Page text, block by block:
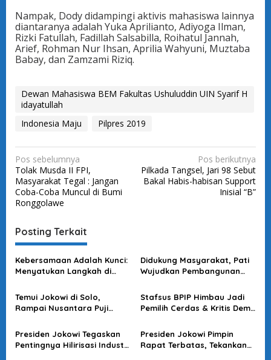
Nampak, Dody didampingi aktivis mahasiswa lainnya
diantaranya adalah Yuka Aprilianto, Adiyoga Ilman,
Rizki Fatullah, Fadillah Salsabilla, Roihatul Jannah,
Arief, Rohman Nur Ihsan, Aprilia Wahyuni, Muztaba
Babay, dan Zamzami Riziq.
Dewan Mahasiswa BEM Fakultas Ushuluddin UIN Syarif H
idayatullah
Indonesia Maju
Pilpres 2019
N
a
v
i
g
a
s
i
p
o
s
Pos sebelumnya
Tolak Musda II FPI,
Masyarakat Tegal : Jangan
Coba-Coba Muncul di Bumi
Ronggolawe
Pos berikutnya
Pilkada Tangsel, Jari 98 Sebut
Bakal Habis-habisan Support
Inisial “B”
Posting Terkait
Kebersamaan Adalah Kunci:
Menyatukan Langkah di
Didukung Masyarakat, Pati
Wujudkan Pembangunan
Temui Jokowi di Solo,
Rampai Nusantara Puji
Dengan Prabowo Untuk
Indonesia Maju
Stafsus BPIP Himbau Jadi
Pemilih Cerdas & Kritis Demi
Presiden Jokowi Tegaskan
Pentingnya Hilirisasi Industri
Presiden Jokowi Pimpin
Rapat Terbatas, Tekankan